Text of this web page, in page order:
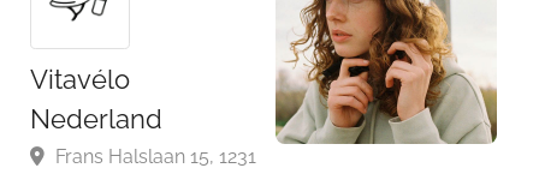
Vitavélo
Nederland